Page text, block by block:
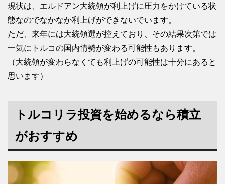
現状は、エルドアン大統領が利上げに圧力をかけている状
態なのでなかなか利上げができないでいます。
ただ、来年には大統領選が控えており、その結果次第では
一気にトルコの国内情勢が変わる可能性もあります。
（大統領が変わらなくても利上げの可能性は十分にあると
思います）
トルコリラ投資を始めるなら積立
がおすすめ